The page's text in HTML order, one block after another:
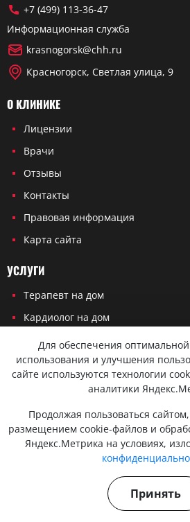
+7 (499) 113-36-47
Информационная служба
krasnogorsk@chh.ru
Красногорск, Светлая улица, 9
О КЛИНИКЕ
Лицензии
Врачи
Отзывы
Контакты
Правовая информация
Карта сайта
УСЛУГИ
Терапевт на дом
Кардиолог на дом
Невролог на дом
Эндокринолог на дом
Онколог на дом
Травматолог на дом
Согласие на обработку
Для обеспечения
использования и улучшения
сайте используются технологии
аналитики
Продолжая пользоваться
размещением cookie-файлов и
Яндекс.Метрика на условиях,
Принять